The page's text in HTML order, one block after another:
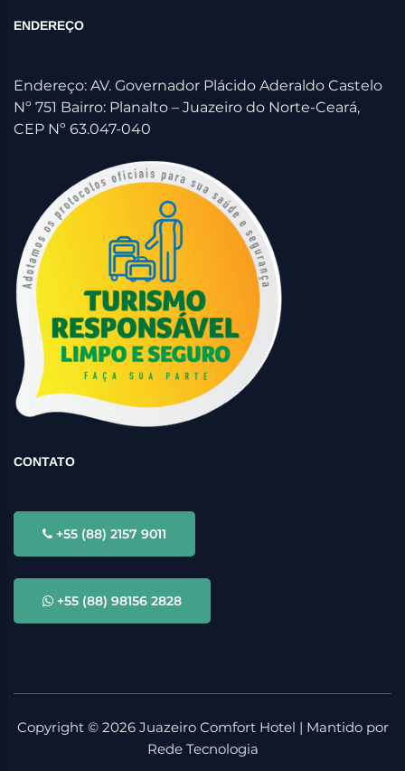
ENDEREÇO
Endereço: AV. Governador Plácido Aderaldo Castelo
Nº 751 Bairro: Planalto – Juazeiro do Norte-Ceará,
CEP Nº 63.047-040
CONTATO
+55 (88) 2157 9011
+55 (88) 98156 2828
Copyright © 2026 Juazeiro Comfort Hotel | Mantido por
Rede Tecnologia